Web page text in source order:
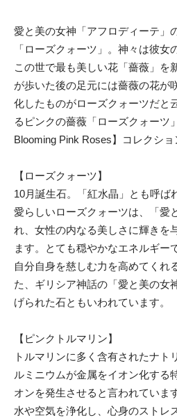
愛と美の女神「アフロディーテ」
「ローズクォーツ」。神々は彼女
この世で最も美しい花「薔薇」を
が歩いた後の足元には薔薇の花が
化したものがローズクォーツだと
るピンクの薔薇「ローズクォーツ
Blooming Pink Roses】コレクショ
【ローズクォーツ】
10月誕生石。「紅水晶」とも呼ば
愛らしいローズクォーツは、「愛
れ、女性の内なる美しさに輝きを
ます。とても穏やかなエネルギー
自分自身を慈しむ力を高めてくれ
た、ギリシア神話の「愛と美の
げられた石ともいわれています。
【ピンクトルマリン】
トルマリンに多く含有されたナト
ルミニウムが金属をイオン化する
オンを発生させると言われていま
水や空気を浄化し、心身のストレ